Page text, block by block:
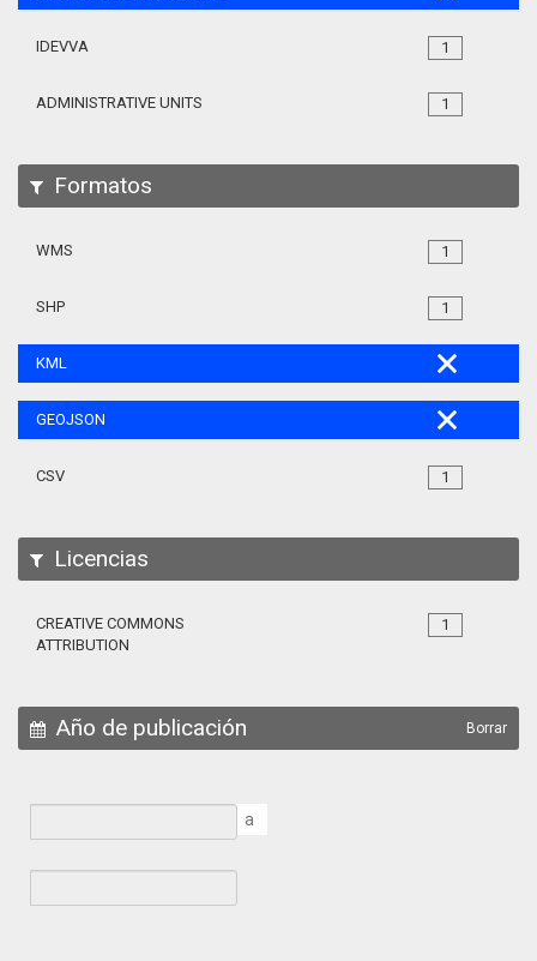
1
IDEVVA
1
ADMINISTRATIVE UNITS
Formatos
1
WMS
1
SHP
KML
GEOJSON
1
CSV
Licencias
1
CREATIVE COMMONS
ATTRIBUTION
Año de publicación Borrar
a